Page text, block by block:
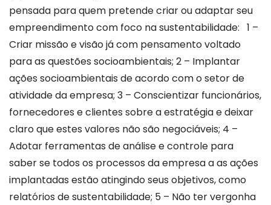
pensada para quem pretende criar ou adaptar seu
empreendimento com foco na sustentabilidade: 1 –
Criar missão e visão já com pensamento voltado
para as questões socioambientais; 2 – Implantar
ações socioambientais de acordo com o setor de
atividade da empresa; 3 – Conscientizar funcionários,
fornecedores e clientes sobre a estratégia e deixar
claro que estes valores não são negociáveis; 4 –
Adotar ferramentas de análise e controle para
saber se todos os processos da empresa a as ações
implantadas estão atingindo seus objetivos, como
relatórios de sustentabilidade; 5 – Não ter vergonha